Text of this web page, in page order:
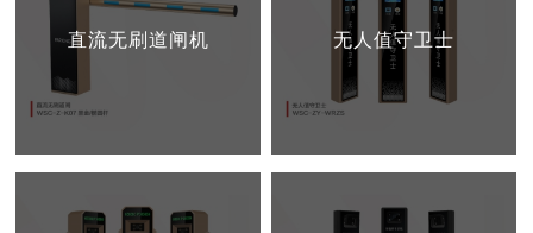
直流无刷道闸机 无人值守卫士